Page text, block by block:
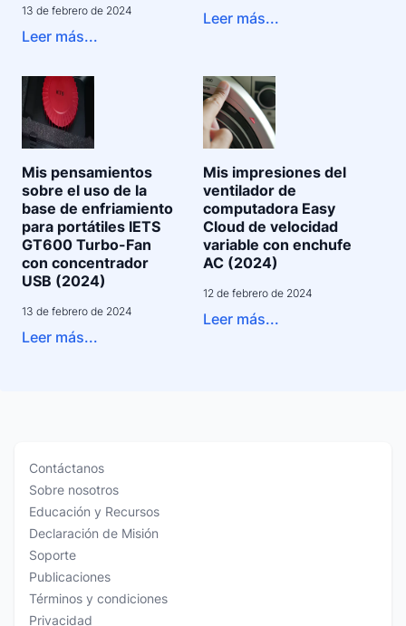
13 de febrero de 2024
Leer más...
Leer más...
Mis pensamientos
sobre el uso de la
base de enfriamiento
para portátiles IETS
GT600 Turbo-Fan
con concentrador
USB (2024)
13 de febrero de 2024
Leer más...
Mis impresiones del
ventilador de
computadora Easy
Cloud de velocidad
variable con enchufe
AC (2024)
12 de febrero de 2024
Leer más...
Contáctanos
Sobre nosotros
Educación y Recursos
Declaración de Misión
Soporte
Publicaciones
Términos y condiciones
Privacidad